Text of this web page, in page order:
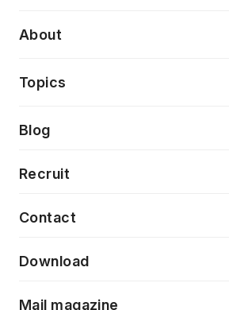
AI駆動開発支援
モダナイゼーション
特徴量エンジニアリングと生成AI
デザインシステム構築支援
フロントエンド開発
About
当社が目指しているもの
Topics
Press release
News
Event/Seminer
Blog
Recruit
Contact
Download
Mail magazine